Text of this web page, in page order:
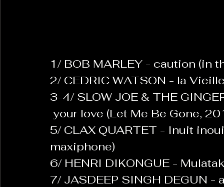
Les Transversales Politique del païs Pour
Sabarat Astro Tout Feu Tout Femmes
LES ECHAPPEES OBLIQUES Sport Santé
1/ BOB MARLEY - caution (in
2/ CEDRIC WATSON - la
3-4/ SLOW JOE & THE
your love (Let Me Be Gone,
5/ CLAX QUARTET - Inuit
maxiphone)
6/ HENRI DIKONGUE -
7/ JASDEEP SINGH DEGUN -